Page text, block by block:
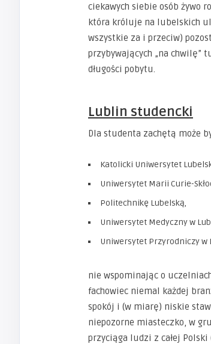
ciekawych siebie osób żywo
która króluje na lubelskich
wszystkie za i przeciw)
przybywających „na chwilę”
długości pobytu.
Lublin studencki
Dla studenta zachętą może
Katolicki Uniwersytet
Uniwersytet Marii Curie-
Politechnikę Lubelską,
Uniwersytet Medyczny w
Uniwersytet Przyrodniczy w
nie wspominając o
fachowiec niemal każdej
spokój i (w miarę) niskie
niepozorne miasteczko, w
przyciąga ludzi z całej